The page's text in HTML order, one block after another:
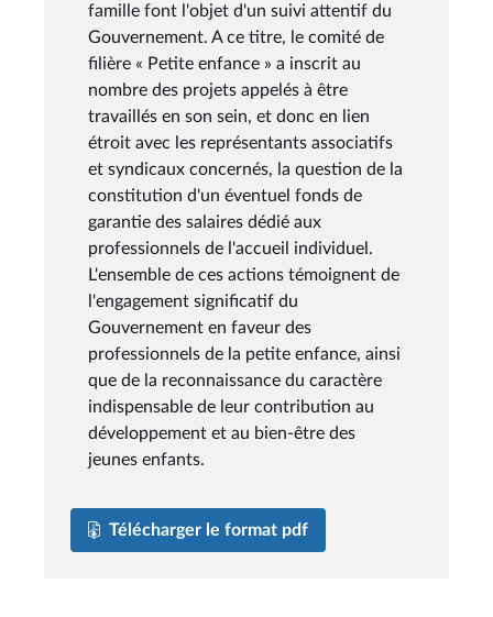
famille font l'objet d'un suivi attentif du
Gouvernement. A ce titre, le comité de
filière « Petite enfance » a inscrit au
nombre des projets appelés à être
travaillés en son sein, et donc en lien
étroit avec les représentants associatifs
et syndicaux concernés, la question de la
constitution d'un éventuel fonds de
garantie des salaires dédié aux
professionnels de l'accueil individuel.
L'ensemble de ces actions témoignent de
l'engagement significatif du
Gouvernement en faveur des
professionnels de la petite enfance, ainsi
que de la reconnaissance du caractère
indispensable de leur contribution au
développement et au bien-être des
jeunes enfants.
Télécharger le format pdf